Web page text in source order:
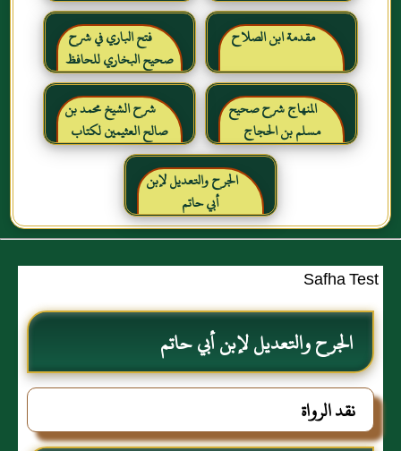
الصنعاني رحمه الله
مقدمة ابن الصلاح
فتح الباري في شرح
صحيح البخاري للحافظ
ابن حجر العسقلاني
المنهاج شرح صحيح
مسلم بن الحجاج
شرح الشيخ محمد بن
صالح العثيمين لكتاب
رياض الصالحين للإمام
النووي رحمهم الله تعالىالجرح والتعديل لإبن
أبي حاتم
Safha Test
الجرح والتعديل لإبن أبي حاتم
نقد الرواة